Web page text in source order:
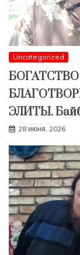
Uncategorized
ЭЛИТЫ.
28 июня, 2026